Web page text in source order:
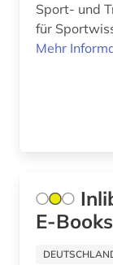
Sport- und
für
Mehr
E-